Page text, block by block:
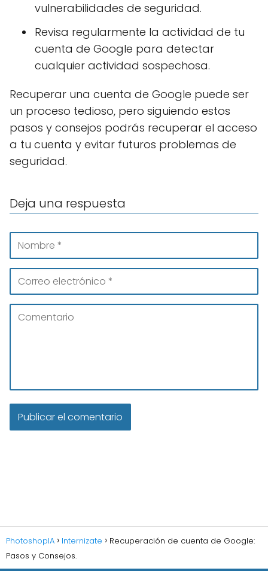
vulnerabilidades de seguridad.
Revisa regularmente la actividad de tu
cuenta de Google para detectar
cualquier actividad sospechosa.
Recuperar una cuenta de Google puede ser
un proceso tedioso, pero siguiendo estos
pasos y consejos podrás recuperar el acceso
a tu cuenta y evitar futuros problemas de
seguridad.
Deja una respuesta
PhotoshopIA Internizate
Recuperación de cuenta de Google:
Pasos y Consejos.